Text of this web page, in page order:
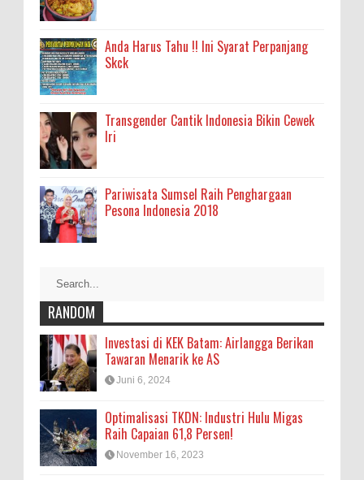
Anda Harus Tahu !! Ini Syarat Perpanjang
Skck
Transgender Cantik Indonesia Bikin Cewek
Iri
Pariwisata Sumsel Raih Penghargaan
Pesona Indonesia 2018
RANDOM
Investasi di KEK Batam: Airlangga Berikan
Tawaran Menarik ke AS
Juni 6, 2024
Optimalisasi TKDN: Industri Hulu Migas
Raih Capaian 61,8 Persen!
November 16, 2023